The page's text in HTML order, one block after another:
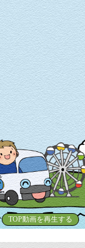
TOP動画を再生する